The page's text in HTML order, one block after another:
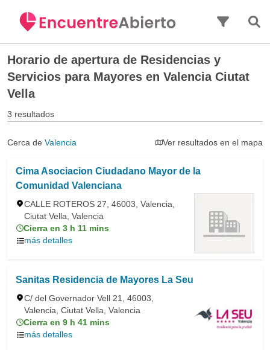
Horario de apertura de Residencias y
Servicios para Mayores en Valencia Ciutat
Vella
3 resultados
Cerca de Valencia Ver resultados en el mapa
Cima Asociacion Ciudadano Mayor de la
Comunidad Valenciana
CALLE ROTEROS 27, 46003, Valencia,
Ciutat Vella, Valencia
Cierra en 3 h 11 mins
más detalles
Sanitas Residencia de Mayores La Seu
C/ del Governador Vell 21, 46003,
Valencia, Ciutat Vella, Valencia
Cierra en 9 h 41 mins
más detalles